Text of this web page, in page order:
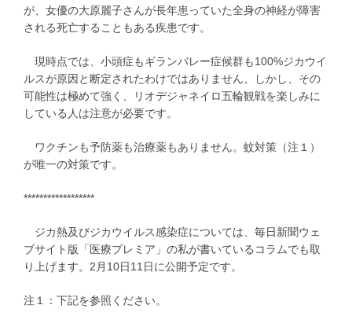
が、女優の大原麗子さんが長年患っていた全身の神経が障害
される死亡することもある疾患です。
現時点では、小頭症もギランバレー症候群も100%ジカウイ
ルスが原因と断定されたわけではありません。しかし、その
可能性は極めて強く、リオデジャネイロ五輪観戦を楽しみに
している人は注意が必要です。
ワクチンも予防薬も治療薬もありません。蚊対策（注１）
が唯一の対策です。
******************
ジカ熱及びジカウイルス感染症については、毎日新聞ウェ
ブサイト版「医療プレミア」の私が書いているコラムでも取
り上げます。2月10日11日に公開予定です。
注１：下記を参照ください。